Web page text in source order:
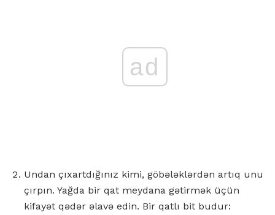
ad
Undan çıxartdığınız kimi, göbələklərdən artıq unu
çırpın. Yağda bir qat meydana gətirmək üçün
kifayət qədər əlavə edin. Bir qatlı bit budur: